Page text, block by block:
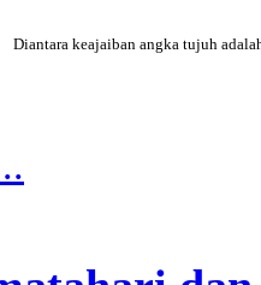
Diantara keajaiban angka tujuh